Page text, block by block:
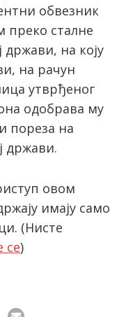
обвезник
преко сталне
држави, на коју
на рачун
утврђеног
одобрава му
пореза на
држави.
овом
имају само
(Нисте
се)